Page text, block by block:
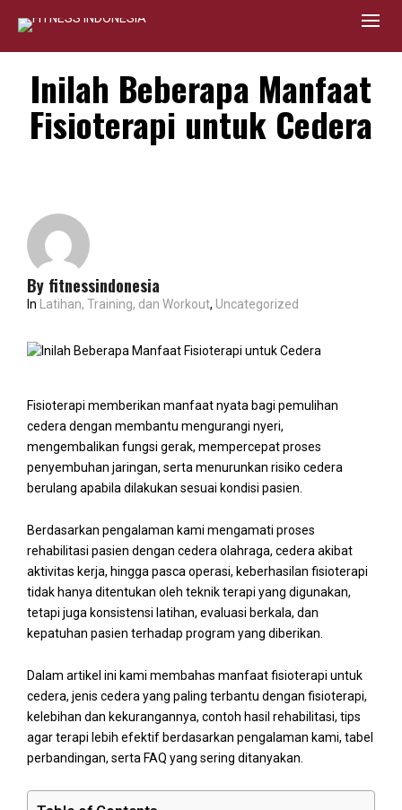
Inilah Beberapa Manfaat
Fisioterapi untuk Cedera
By fitnessindonesia
In Latihan, Training, dan Workout, Uncategorized
Fisioterapi memberikan manfaat nyata bagi pemulihan
cedera dengan membantu mengurangi nyeri,
mengembalikan fungsi gerak, mempercepat proses
penyembuhan jaringan, serta menurunkan risiko cedera
berulang apabila dilakukan sesuai kondisi pasien.
Berdasarkan pengalaman kami mengamati proses
rehabilitasi pasien dengan cedera olahraga, cedera akibat
aktivitas kerja, hingga pasca operasi, keberhasilan fisioterapi
tidak hanya ditentukan oleh teknik terapi yang digunakan,
tetapi juga konsistensi latihan, evaluasi berkala, dan
kepatuhan pasien terhadap program yang diberikan.
Dalam artikel ini kami membahas manfaat fisioterapi untuk
cedera, jenis cedera yang paling terbantu dengan fisioterapi,
kelebihan dan kekurangannya, contoh hasil rehabilitasi, tips
agar terapi lebih efektif berdasarkan pengalaman kami, tabel
perbandingan, serta FAQ yang sering ditanyakan.